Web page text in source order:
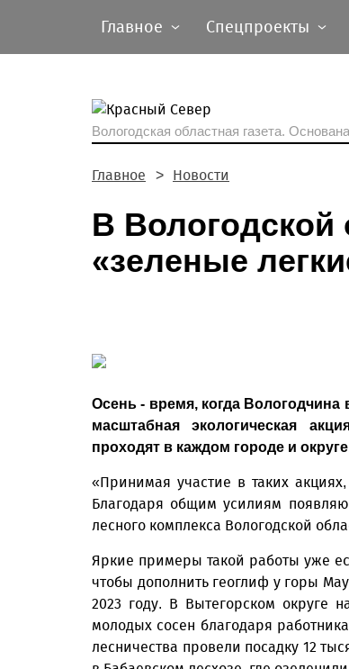
Главное Спецпроекты
Вологодская областная газета.
Главное Новости
В Вологодской
«зеленые
Осень - время, когда Вологодчина
масштабная экологическая
проходят в каждом городе и
«Принимая участие в таких
Благодаря общим усилиям
лесного комплекса Вологодской
Яркие примеры такой работы уже
чтобы дополнить геоглиф у горы
2023 году. В Вытегорском округе
молодых сосен благодаря
лесничества провели посадку 12